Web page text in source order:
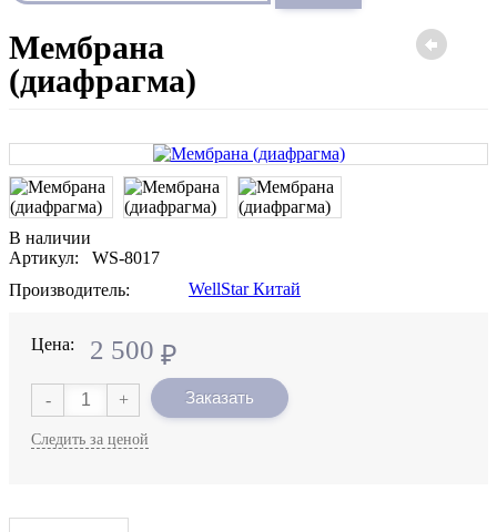
Мембрана
(диафрагма)
В наличии
Артикул: WS-8017
Производитель:
WellStar Китай
Цена: 2 500 ₽
- + Заказать
Следить за ценой